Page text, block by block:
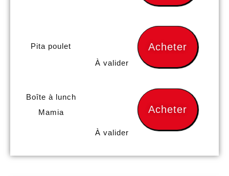
Pita poulet
Boîte à lunch
Mamia
À valider
À valider
Acheter
Acheter